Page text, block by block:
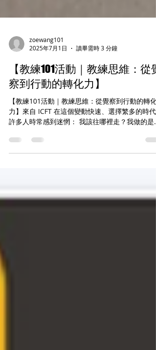
2025年7月1日
讀畢需時 3 分鐘
【教練101活動｜教練思維：從覺
察到行動的轉化力】
【教練101活動｜教練思維：從覺察到行動的轉化
許多人時常感到迷惘： 我該往哪裡走？我做的是對
的嗎？我內在的聲音為什麼這麼微弱？ 這也是為什